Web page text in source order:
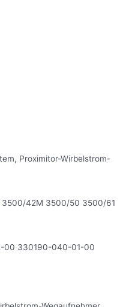
Proximitor-Wirbelstrom-
3500/42M 3500/50 3500/61
00 330190-040-01-00